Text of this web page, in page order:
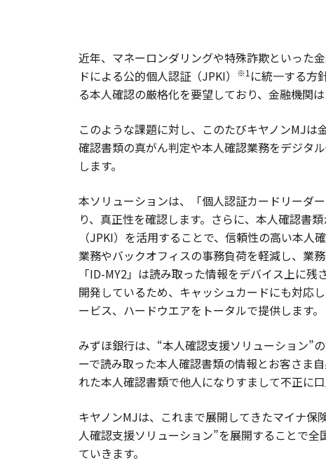
近年、マネーロンダリングや特殊詐欺といった
ドによる公的個人認証（JPKI）
※1 に統一する方
る本人確認の厳格化を要望しており、金融機関
このような課題に対し、このたびキヤノンMJ
確認書類の真がん判定や本人確認業務をデジタ
します。
本ソリューションは、「個人認証カードリーダ
り、真正性を確認します。さらに、本人確認書
（JPKI）を活用することで、信頼性の高い本
業務やバックオフィスの事務負荷を軽減し、業
「ID-MY2」は読み取った情報をデバイス上に残
開発しているため、キャッシュカードにも対応
ービス、ハードウエアをトータルで提供します。
みずほ銀行は、“本人確認支援ソリューション”
ーで読み取った本人確認書類の情報とお客さま
れた本人確認書類で他人になりすまして不正に
キヤノンMJは、これまで展開してきたマイナ
人確認支援ソリューション”を展開することで
ていきます。